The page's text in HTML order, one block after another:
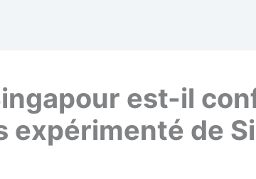
est-il
expérimenté de